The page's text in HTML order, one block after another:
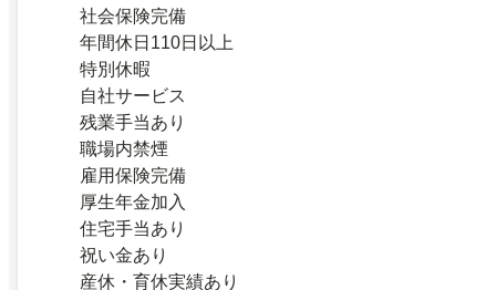
社会保険完備
年間休日110日以上
特別休暇
自社サービス
残業手当あり
職場内禁煙
雇用保険完備
厚生年金加入
住宅手当あり
祝い金あり
産休・育休実績あり